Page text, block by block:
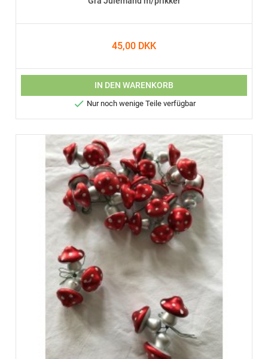
45,00 DKK
IN DEN WARENKORB
 Nur noch wenige Teile verfügbar